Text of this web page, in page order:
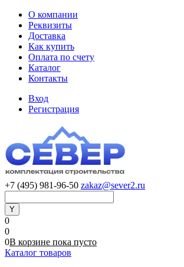
О компании
Реквизиты
Доставка
Как купить
Оплата по счету
Каталог
Контакты
Вход
Регистрация
+7 (495) 981-96-50 zakaz@sever2.ru
0
0
0В корзине пока пусто
Каталог товаров